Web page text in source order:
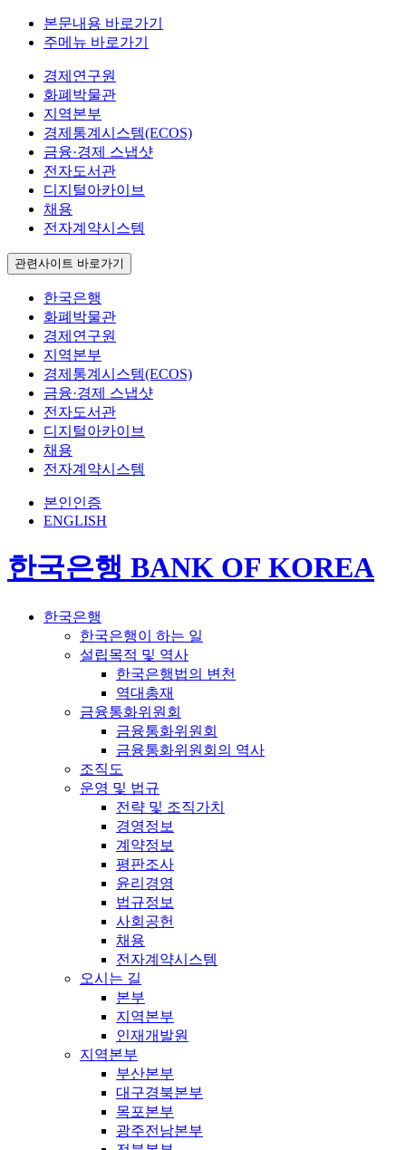
본문내용 바로가기
주메뉴 바로가기
경제연구원
화폐박물관
지역본부
경제통계시스템(ECOS)
금융·경제 스냅샷
전자도서관
디지털아카이브
채용
전자계약시스템
관련사이트 바로가기
한국은행
화폐박물관
경제연구원
지역본부
경제통계시스템(ECOS)
금융·경제 스냅샷
전자도서관
디지털아카이브
채용
전자계약시스템
본인인증
ENGLISH
한국은행 BANK OF KOREA
한국은행
한국은행이 하는 일
설립목적 및 역사
한국은행법의 변천
역대총재
금융통화위원회
금융통화위원회
금융통화위원회의 역사
조직도
운영 및 법규
전략 및 조직가치
경영정보
계약정보
평판조사
윤리경영
법규정보
사회공헌
채용
전자계약시스템
오시는 길
본부
지역본부
인재개발원
지역본부
부산본부
대구경북본부
목포본부
광주전남본부